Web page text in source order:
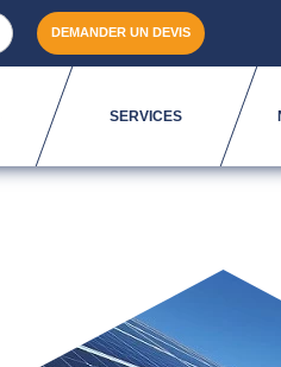
DEMANDER UN DEVIS
SERVICES